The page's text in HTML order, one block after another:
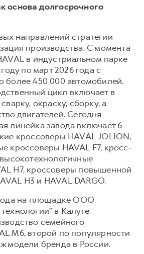
основа долгосрочного
направлений стратегии
производства. С момента
в индустриальном парке
по март 2026 года с
более 450 000 автомобилей.
цикл включает в
окраску, сборку, а
двигателей. Сегодня
линейка завода включает 6
кроссоверы HAVAL JOLION,
кроссоверы HAVAL F7, кросс-
H7, кроссоверы повышенной
H3 и HAVAL DARGO.
на площадке ООО
в Калуге
семейного
M6, второй по популярности
модели бренда в России.